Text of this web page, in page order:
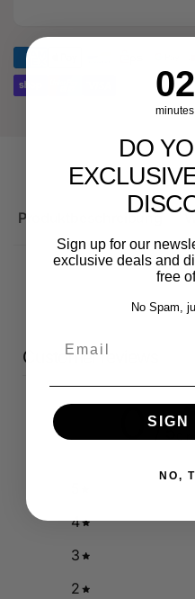
Produktbeschreibung
Customer reviews
/ 5
4
3
2
2
02
minutes
DO
Sign up for our
exclusive deals and
free
No Spam,
SIGN
NO,